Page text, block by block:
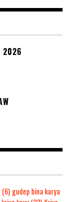
2026
(6) gudep bina karya